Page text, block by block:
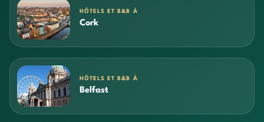
HÔTELS ET B&B À
Cork
HÔTELS ET B&B À
Belfast